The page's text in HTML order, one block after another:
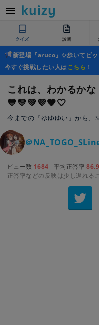
クイズ 診断
新登場『aruco』✨歩いてビ
今すぐ挑戦したい人はこちら ！
これは、わかるか
💙💛💚💜🧡🤍
今までの『ゆゆゆい』から、
＠
ビュー数 1684 平均正答率
正答率などの反映は少し遅れる